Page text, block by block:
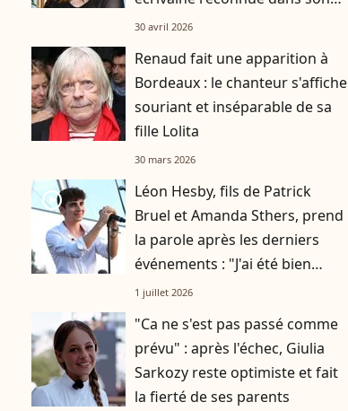
domaine
30 avril 2026
Renaud fait une apparition à
Bordeaux : le chanteur s'affiche
souriant et inséparable de sa
fille Lolita
30 mars 2026
player2
Léon Hesby, fils de Patrick
Bruel et Amanda Sthers, prend
la parole après les derniers
événements : "J'ai été bien
accueilli"
1 juillet 2026
"Ca ne s'est pas passé comme
prévu" : après l'échec, Giulia
Sarkozy reste optimiste et fait
la fierté de ses parents